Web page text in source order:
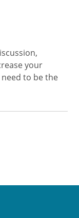
your
to be the